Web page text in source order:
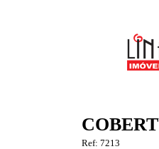
Ref: 7213